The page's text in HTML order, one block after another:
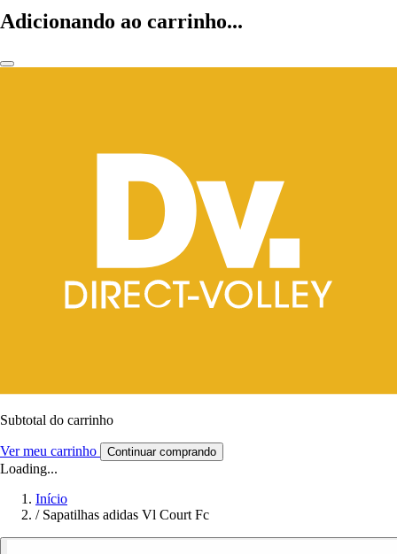
Adicionando ao carrinho...
Subtotal do carrinho
Ver meu carrinho Continuar comprando
Loading...
Início
/ Sapatilhas adidas Vl Court Fc